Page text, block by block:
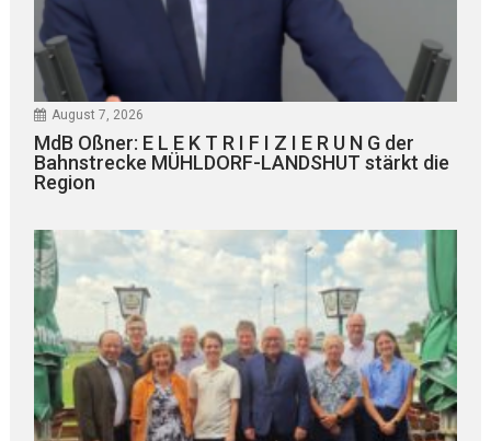
August 7, 2026
MdB Oßner: E L E K T R I F I Z I E R U N G der
Bahnstrecke MÜHLDORF-LANDSHUT stärkt die
Region